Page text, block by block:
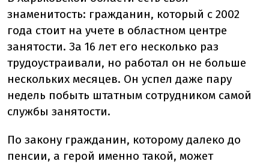
знаменитость: гражданин, который с 2002
года стоит на учете в областном центре
занятости. За 16 лет его несколько раз
трудоустраивали, но работал он не больше
нескольких месяцев. Он успел даже пару
недель побыть штатным сотрудником самой
службы занятости.
По закону гражданин, которому далеко до
пенсии, а герой именно такой, может